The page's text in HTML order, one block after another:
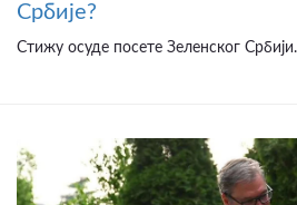
Србије?
Стижу осуде посете Зеленског